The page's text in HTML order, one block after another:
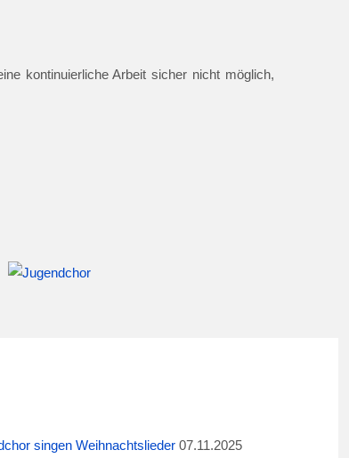
kontinuierliche Arbeit sicher nicht möglich,
singen Weihnachtslieder 07.11.2025